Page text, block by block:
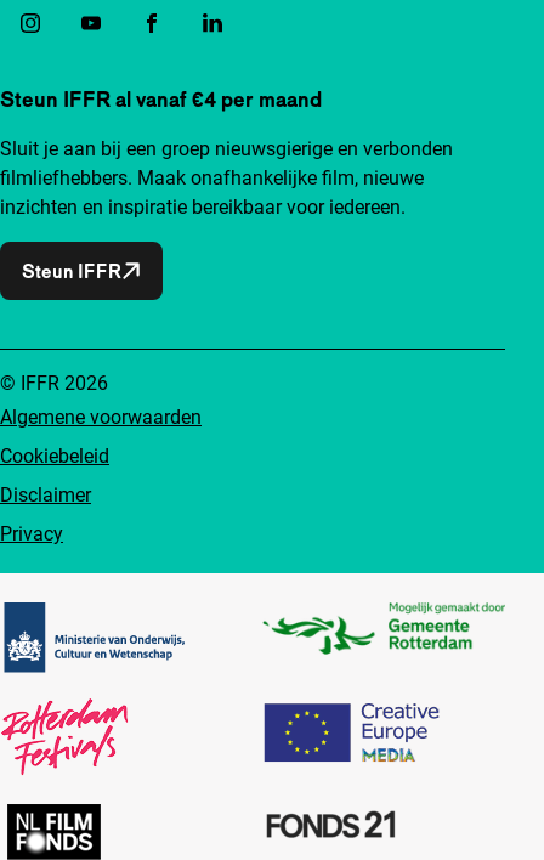
Steun IFFR al vanaf €4 per maand
Sluit je aan bij een groep nieuwsgierige en verbonden
filmliefhebbers. Maak onafhankelijke film, nieuwe
inzichten en inspiratie bereikbaar voor iedereen.
Steun IFFR
Algemene voorwaarden
Cookiebeleid
Disclaimer
Privacy
© IFFR 2026